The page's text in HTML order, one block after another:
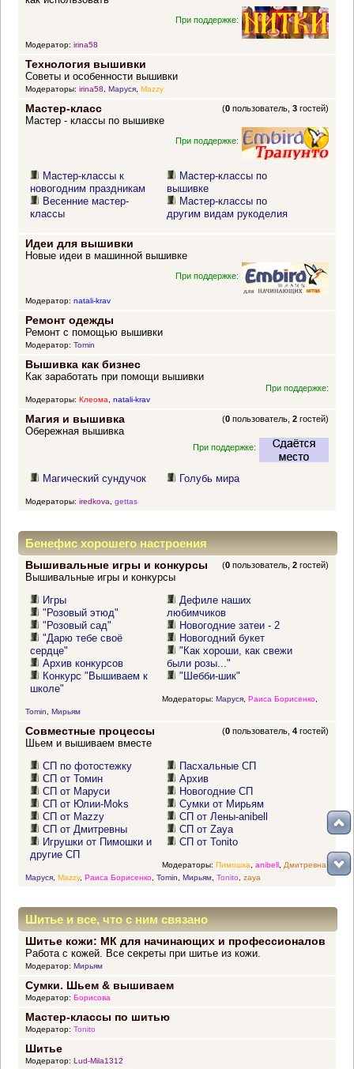
При поддержке:
Модератор: irina58
Технология вышивки
Советы и особенности вышивки
Модераторы: irina58, Маруся, Mazzy
Мастер-класс (0 пользователь,3 гостей)
Мастер - классы по вышивке
При поддержке:
Мастер-классы к
новогодним праздникам
Весенние мастер-
классы
Мастер-классы по
вышивке
Мастер-классы по
другим видам рукоделия
Идеи для вышивки
Новые идеи в машинной вышивке
При поддержке:
Модератор: natali-krav
Ремонт одежды
Ремонт с помощью вышивки
Модератор: Tomin
Вышивка как бизнес
Как заработать при помощи вышивки
При поддержке:
Модераторы: Клеома, natali-krav
Магия и вышивка (0 пользователь,2 гостей)
Обережная вышивка
При поддержке:
Магический сундучок Голубь мира
Модераторы: iredkova gettas
Бенефис хорошего настроения
Вышивальные игры и конкурсы (0 пользователь,2 гостей)
Вышивальные игры и конкурсы
Игры
"Розовый этюд"
"Розовый сад"
"Дарю тебе своё
сердце"
Архив конкурсов
Конкурс "Вышиваем к
школе"
Дефиле наших
любимчиков
Новогодние затеи - 2
Новогодний букет
"Как хороши, как свежи
были розы..."
"Шебби-шик"
Модераторы: Маруся, Раиса Борисенко,
Tomin
Мирьям
Совместные процессы (0 пользователь,4 гостей)
Шьем и вышиваем вместе
СП по фотостежку
СП от Томин
СП от Маруси
СП от Юлии-Moks
СП от Mazzy
СП от Дмитревны
Игрушки от Пимошки и
другие СП
Пасхальные СП
Архив
Новогодние СП
Сумки от Мирьям
СП от Лены-anibell
СП от Zaya
СП от Tonito
Модераторы: Пимошка anibell, Дмитревна
Маруся, Mazzy, Раиса Борисенко, Tomin Мирьям, Tonito zaya
Шитье и все, что с ним связано
Шитье кожи: МК для начинающих и профессионалов
Работа с кожей. Все секреты при шитье из кожи.
Модератор: Мирьям
Сумки. Шьем & вышиваем
Модератор: Борисова
Мастер-классы по шитью
Модератор: Tonito
Шитье
Модератор: Lud-Mila1312